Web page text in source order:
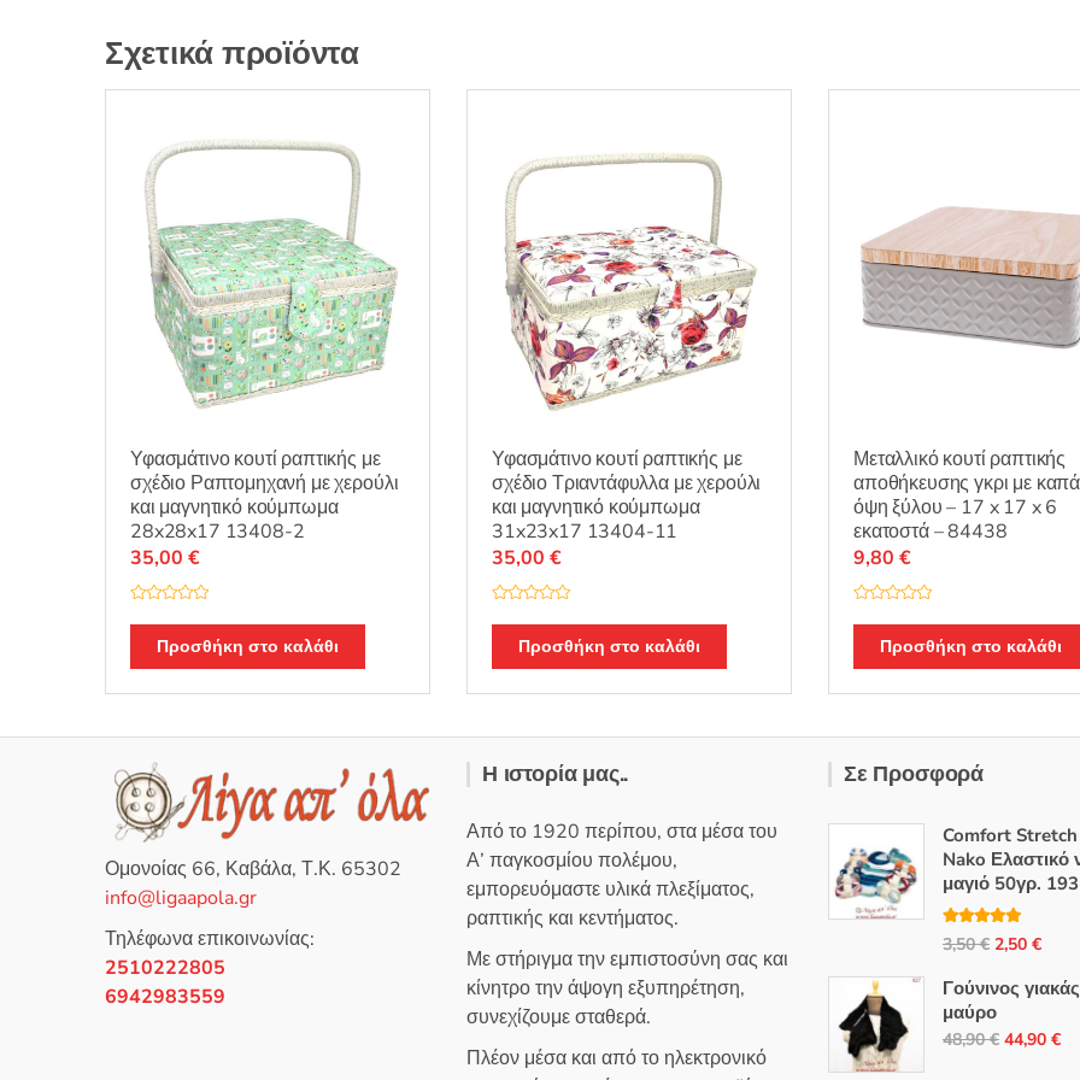
Σχετικά προϊόντα
Υφασμάτινο κουτί ραπτικής με
σχέδιο Ραπτομηχανή με χερούλι
και μαγνητικό κούμπωμα
28x28x17 13408-2
α
ο
ο
θ
κ
ε
μ
ε
0
ό
35,00 €
Προσθήκη στο καλάθι
Υφασμάτινο κουτί ραπτικής με
σχέδιο Τριαντάφυλλα με χερούλι
και μαγνητικό κούμπωμα
31x23x17 13404-11
α
ο
ο
θ
κ
ε
0
α
π
ό
5
35,00 €
Προσθήκη στο καλάθι
Μεταλλικό κουτί ραπτικής
αποθήκευσης γκρι με
όψη ξύλου – 17 x 17 x 6
εκατοστά – 84438
α
ο
ο
θ
κ
ε
0
α
π
ό
5
9,80 €
Προσθήκη στο καλάθι
Ομονοίας 66, Καβάλα, Τ.Κ. 65302
info@ligaapola.gr
Τηλέφωνα επικοινωνίας:
2510222805
6942983559
Η ιστορία μας..
Από το 1920 περίπου, στα μέσα του
Α’ παγκοσμίου πολέμου,
εμπορευόμαστε υλικά πλεξίματος,
ραπτικής και κεντήματος.
Με στήριγμα την εμπιστοσύνη σας και
κίνητρο την άψογη εξυπηρέτηση,
συνεχίζουμε σταθερά.
Πλέον μέσα και από το ηλεκτρονικό
Σε Προσφορά
Comfort
Nako Ελαστικό
μαγιό 50γρ.
Βαθμολογή
θηκε με 5.00
3,50€ Original
was:
3,50 €.
2,50 €Η
τιμή
Γούνινος
μαύρο
48,90€ Original
44,90 €Η